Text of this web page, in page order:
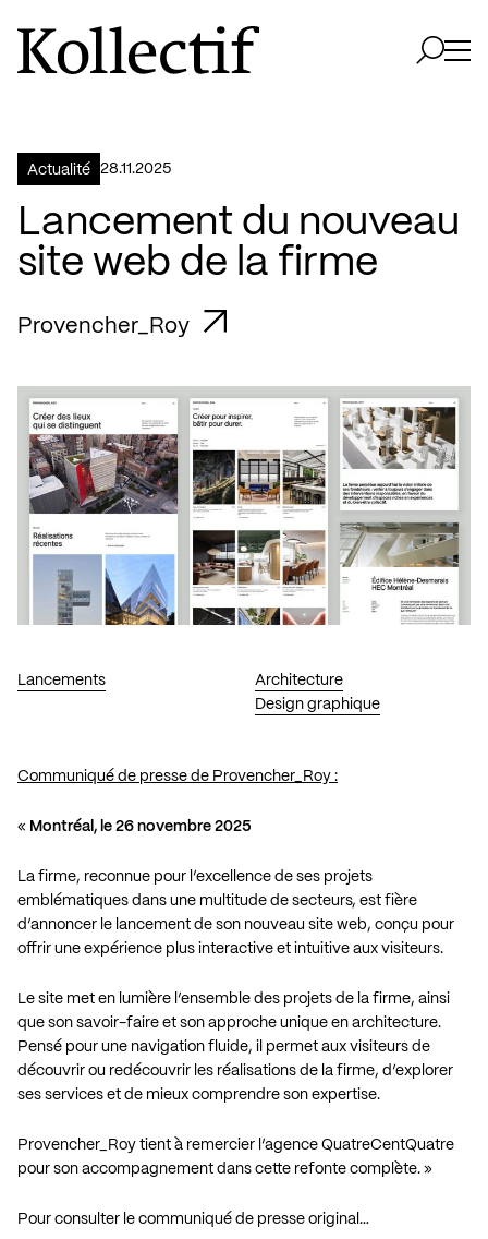
Aller à la page d'accueil
Logo Kollectif
Actualité 28.11.2025
Lancement du nouveau
site web de la firme
Provencher_Roy
Lancements
Architecture
Design graphique
Communiqué de presse de Provencher_Roy :
« Montréal, le 26 novembre 2025
La firme, reconnue pour l’excellence de ses projets
emblématiques dans une multitude de secteurs, est fière
d’annoncer le lancement de son nouveau site web, conçu pour
offrir une expérience plus interactive et intuitive aux visiteurs.
Le site met en lumière l’ensemble des projets de la firme, ainsi
que son savoir-faire et son approche unique en architecture.
Pensé pour une navigation fluide, il permet aux visiteurs de
découvrir ou redécouvrir les réalisations de la firme, d’explorer
ses services et de mieux comprendre son expertise.
Provencher_Roy tient à remercier l’agence QuatreCentQuatre
pour son accompagnement dans cette refonte complète. »
Pour consulter le communiqué de presse original…